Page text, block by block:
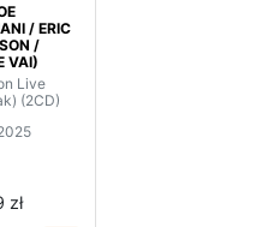
/ ERIC
/
VAI)
Live
(2CD)
zł